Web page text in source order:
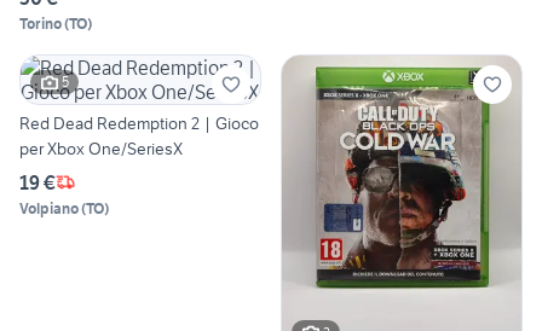
Torino(TO)
5
Red Dead Redemption 2 | Gioco
per Xbox One/SeriesX
19 €
Volpiano(TO)